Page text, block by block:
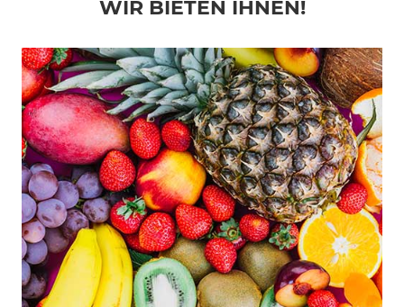
WIR BIETEN IHNEN!